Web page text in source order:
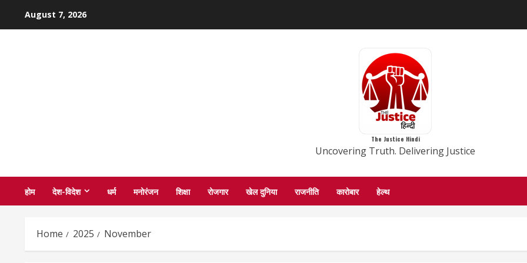
August 7, 2026
The Justice Hindi
Uncovering Truth. Delivering Justice
होम देश-विदेश धर्म मनोरंजन शिक्षा रोजगार खेल दुनिया राजनीति कारोबार हेल्थ
Home 2025 November